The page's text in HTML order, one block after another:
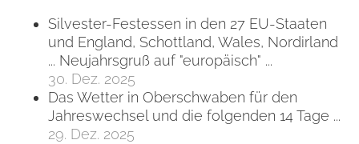
Silvester-Festessen in den 27 EU-Staaten
und England, Schottland, Wales, Nordirland
... Neujahrsgruß auf "europäisch" ...
30. Dez. 2025
Das Wetter in Oberschwaben für den
Jahreswechsel und die folgenden 14 Tage ...
29. Dez. 2025